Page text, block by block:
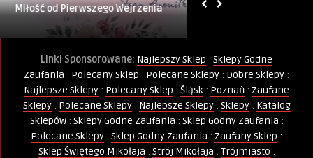
Miłość od Pierwszego Wejrzenia
Linki Sponsorowane: Najlepszy Sklep : Sklepy Godne
Zaufania : Polecany Sklep : Polecane Sklepy : Dobre Sklepy :
Najlepsze Sklepy : Polecany Sklep : Śląsk : Poznań : Zaufane
Sklepy: Polecane Sklepy: Najlepsze Sklepy: Sklepy: Katalog
Sklepów: Sklepy Godne Zaufania : Sklep Godny Zaufania :
Polecane Sklepy : Sklep Godny Zaufania : Zaufany Sklep :
Sklep Świętego Mikołaja : Strój Mikołaja : Trójmiasto :